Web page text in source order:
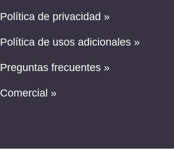
Política de privacidad »
Política de usos adicionales »
Preguntas frecuentes »
Comercial »